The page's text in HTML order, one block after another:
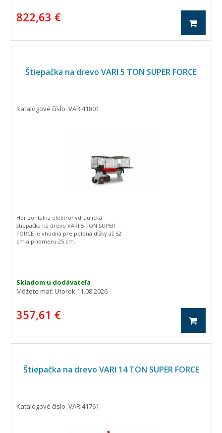
822,63 €
Štiepačka na drevo VARI 5 TON SUPER FORCE
Katalógové číslo: VARI41801
Skladom u dodávateľa
Môžete mať:Utorok 11.08.2026
357,61 €
Horizontálna elektrohydraulická
štiepačka na drevo VARI 5 TON SUPER
FORCE je vhodná pre polená dĺžky až 52
cm a priemeru 25 cm.
Štiepačka na drevo VARI 14 TON SUPER FORCE
Katalógové číslo: VARI41761